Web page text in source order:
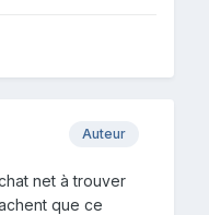
Auteur
net à trouver
que ce